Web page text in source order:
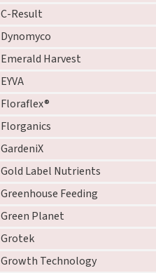
C-Result
Dynomyco
Emerald Harvest
EYVA
Floraflex®
Florganics
GardeniX
Gold Label Nutrients
Greenhouse Feeding
Green Planet
Grotek
Growth Technology